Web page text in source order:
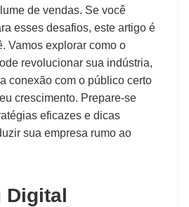
de vendas. Se você
esses desafios, este artigo é
Vamos explorar como o
revolucionar sua indústria,
conexão com o público certo
crescimento. Prepare-se
eficazes e dicas
sua empresa rumo ao
Digital